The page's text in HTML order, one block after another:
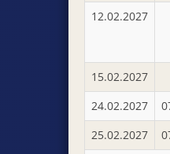
12.02.2027
15.02.2027
24.02.2027
25.02.2027